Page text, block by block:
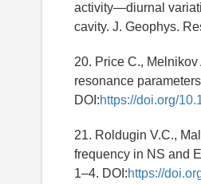
activity—diurnal
cavity. J. Geophys.
20. Price C.,
resonance
DOI:https://doi.org/
21. Roldugin V.C.,
frequency in NS and
1–4. DOI:https://